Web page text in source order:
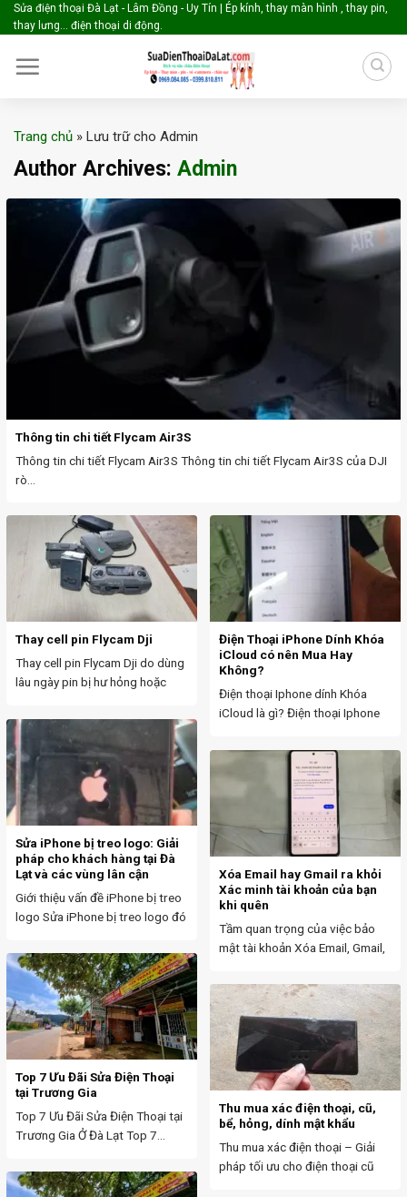
Skip
to
content
Sửa điện thoại Đà Lạt - Lâm Đồng - Uy Tín | Ép kính, thay màn hình , thay pin,
thay lưng... điện thoại di động.
Trang chủ » Lưu trữ cho Admin
Author Archives: Admin
Thông tin chi tiết Flycam Air3S
Thông tin chi tiết Flycam Air3S Thông tin chi tiết Flycam Air3S của DJI
rò...
Thay cell pin Flycam Dji
Thay cell pin Flycam Dji do dùng
lâu ngày pin bị hư hỏng hoặc
Điện Thoại iPhone Dính Khóa
iCloud có nên Mua Hay
Không?
Điện thoại Iphone dính Khóa
iCloud là gì? Điện thoại Iphone
Sửa iPhone bị treo logo: Giải
pháp cho khách hàng tại Đà
Lạt và các vùng lân cận
Giới thiệu vấn đề iPhone bị treo
logo Sửa iPhone bị treo logo đó
Xóa Email hay Gmail ra khỏi
Xác minh tài khoản của bạn
khi quên
Tầm quan trọng của việc bảo
mật tài khoản Xóa Email, Gmail,
Top 7 Ưu Đãi Sửa Điện Thoại
tại Trương Gia
Top 7 Ưu Đãi Sửa Điện Thoại tại
Trương Gia Ở Đà Lạt Top 7...
Thu mua xác điện thoại, cũ,
bể, hỏng, dính mật khẩu
Thu mua xác điện thoại – Giải
pháp tối ưu cho điện thoại cũ